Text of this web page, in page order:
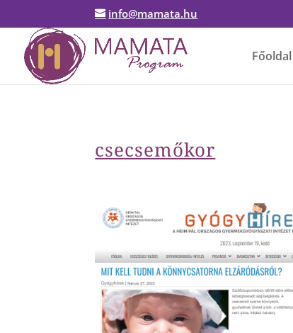
info@mamata.hu
Főoldal
csecsemőkor